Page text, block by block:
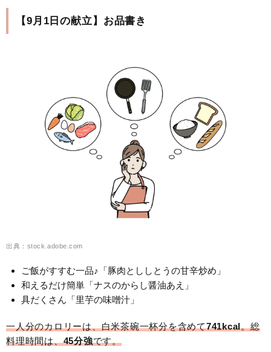
【9月1日の献立】お品書き
出典：stock.adobe.com
ご飯がすすむ一品♪「豚肉とししとうの甘辛炒め」
和えるだけ簡単「ナスのからし醤油あえ」
具だくさん「里芋の味噌汁」
一人分のカロリーは、白米茶碗一杯分を含めて741kcal。総
料理時間は、45分強です。